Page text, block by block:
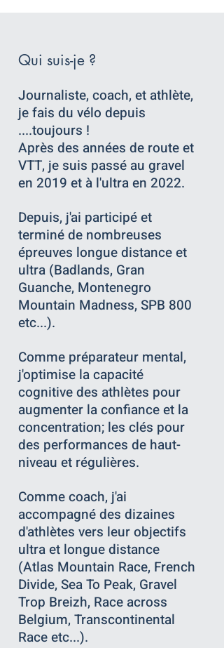
Qui suis-je ?
Journaliste, coach, et athlète,
je fais du vélo depuis
....toujours !
Après des années de route et
VTT, je suis passé au gravel
en 2019 et à l'ultra en 2022.
Depuis, j'ai participé et
terminé de nombreuses
épreuves longue distance et
ultra (Badlands, Gran
Guanche, Montenegro
Mountain Madness, SPB 800
etc...).
Comme préparateur mental,
j'optimise la capacité
cognitive des athlètes pour
augmenter la confiance et la
concentration; les clés pour
des performances de haut-
niveau et régulières.
Comme coach, j'ai
accompagné des dizaines
d'athlètes vers leur objectifs
ultra et longue distance
(Atlas Mountain Race, French
Divide, Sea To Peak, Gravel
Trop Breizh, Race across
Belgium, Transcontinental
Race etc...).